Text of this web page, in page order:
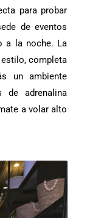
para probar
de eventos
a la noche. La
estilo, completa
un ambiente
de adrenalina
a volar alto